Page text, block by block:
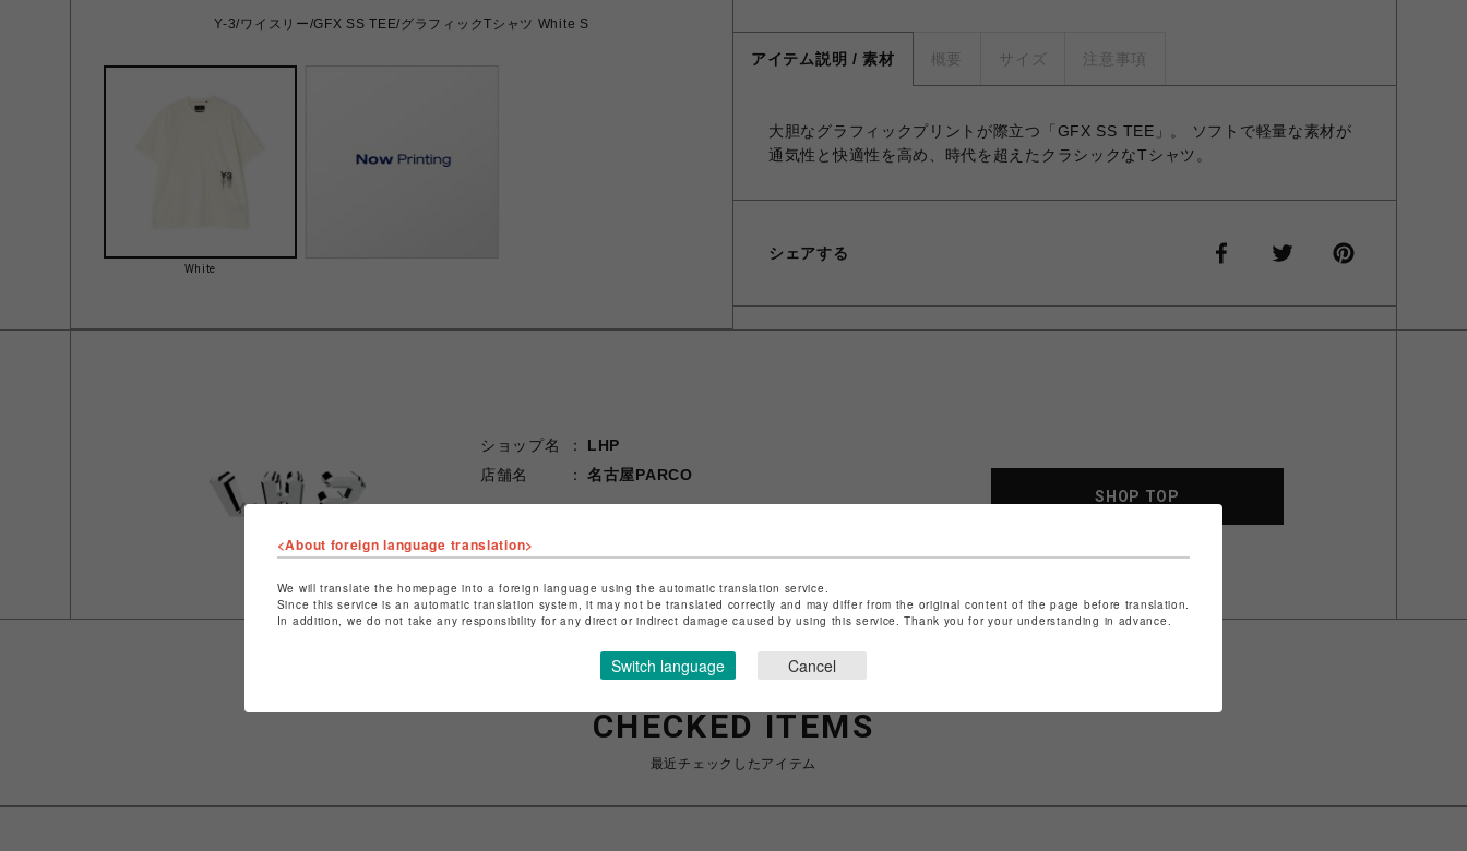
Y-3/ワイスリー/GFX SS TEE/グラフィックTシャツ White S
White
アイテム説明 / 素材 概要 サイズ 注意事項
大胆なグラフィックプリントが際立つ「GFX SS TEE」。 ソフトで軽量な素材が
通気性と快適性を高め、時代を超えたクラシックなTシャツ。
シェアする
ショップ名
LHP
店舗名
名古屋PARCO
ショップお問い合わせは
SHOP TOP
CHECKED ITEMS
最近チェックしたアイテム
<About foreign language translation>
We will translate the homepage into a foreign language using the automatic translation service.
Since this service is an automatic translation system, it may not be translated correctly and may differ from the original content of the page before translation.
In addition, we do not take any responsibility for any direct or indirect damage caused by using this service. Thank you for your understanding in advance.
Switch language Cancel